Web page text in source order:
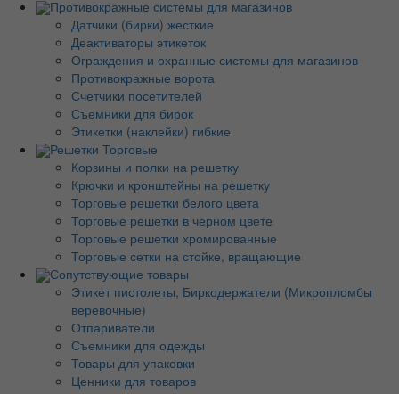
Противокражные системы для магазинов
Датчики (бирки) жесткие
Деактиваторы этикеток
Ограждения и охранные системы для магазинов
Противокражные ворота
Счетчики посетителей
Съемники для бирок
Этикетки (наклейки) гибкие
Решетки Торговые
Корзины и полки на решетку
Крючки и кронштейны на решетку
Торговые решетки белого цвета
Торговые решетки в черном цвете
Торговые решетки хромированные
Торговые сетки на стойке, вращающие
Сопутствующие товары
Этикет пистолеты, Биркодержатели (Микропломбы
веревочные)
Отпариватели
Съемники для одежды
Товары для упаковки
Ценники для товаров